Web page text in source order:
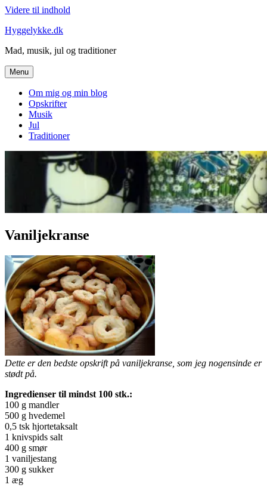
Videre til indhold
Hyggelykke.dk
Mad, musik, jul og traditioner
Menu
Om mig og min blog
Opskrifter
Musik
Jul
Traditioner
Vaniljekranse
Dette er den bedste opskrift på vaniljekranse, som jeg nogensinde er
stødt på.
Ingredienser til mindst 100 stk.:
100 g mandler
500 g hvedemel
0,5 tsk hjortetaksalt
1 knivspids salt
400 g smør
1 vaniljestang
300 g sukker
1 æg